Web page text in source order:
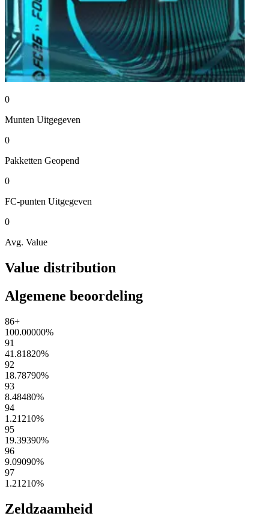
0
Munten Uitgegeven
0
Pakketten Geopend
0
FC-punten Uitgegeven
0
Avg. Value
Value distribution
Algemene beoordeling
86+
100.00000%
91
41.81820%
92
18.78790%
93
8.48480%
94
1.21210%
95
19.39390%
96
9.09090%
97
1.21210%
Zeldzaamheid